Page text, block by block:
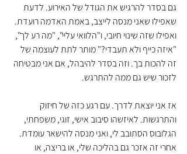
גם בסדר להרגיש את הגודל של האירוע. לדעת
שאפילו שאני מנסה לייצב, באמת האדמה רועדת.
ואפילו שזה שינוי חיובי, ו"הלוואי עליי", "מה רע לך",
"איזה כייף ולא תעבדי?" מותר לתת לעוצמה של
זה להכות בך. וזה בסדר להיבהל, אם אני מבטיחה
לזכור שיש גם ממה להתרגש.
אז אני יוצאת לדרך. עם רגע כזה של חיזוק
והתרגשות. לאיזשהו סיבוב אישי, זוגי, משפחתי,
הגלובוס הסתובב לי, ואני מנסה להישאר עומדת.
אחרי זה אזכר גם בהליכה שלי, או בריצה, או